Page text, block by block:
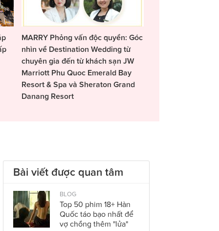
MARRY Phỏng vấn độc quyền: Góc
nhìn về Destination Wedding từ
chuyên gia đến từ khách sạn JW
Marriott Phu Quoc Emerald Bay
Resort & Spa và Sheraton Grand
Danang Resort
Bài viết được quan tâm
BLOG
Top 50 phim 18+ Hàn
Quốc táo bạo nhất để
vợ chồng thêm "lửa"